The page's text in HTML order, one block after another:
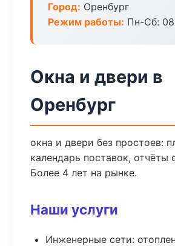
Город: Оренбург
Режим работы: Пн-Сб:
Окна и двери в
Оренбург
окна и двери без простоев:
календарь поставок, отчёты
Более 4 лет на рынке.
Наши услуги
Инженерные сети: